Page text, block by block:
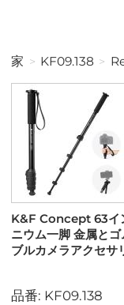
家 KF09.138
K&F Concept 63イ
ニウム一脚 金属と
ブルカメラアクセサ
品番: KF09.138